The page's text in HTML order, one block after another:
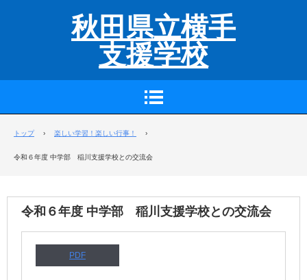
秋田県立横手
支援学校
トップ › 楽しい学習！楽しい行事！ ›
令和６年度 中学部 稲川支援学校との交流会
令和６年度 中学部 稲川支援学校との交流会
PDF